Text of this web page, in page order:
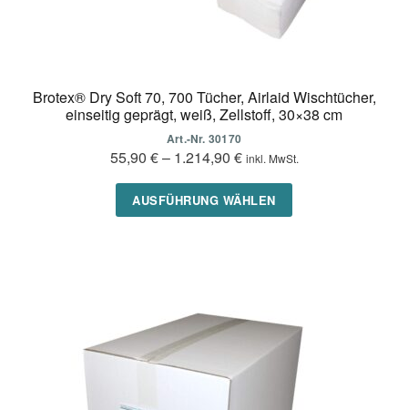
Brotex® Dry Soft 70, 700 Tücher, Airlaid Wischtücher,
einseitig geprägt, weiß, Zellstoff, 30×38 cm
Art.-Nr. 30170
55,90 €– 1.214,90 € inkl. MwSt.
AUSFÜHRUNG WÄHLEN
Produkt
Die
Optionen
können
auf